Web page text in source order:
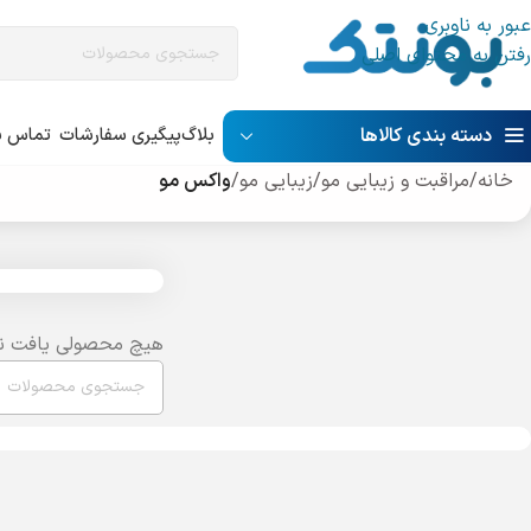
عبور به ناوبری
رفتن به محتوای اصلی
دسته بندی کالاها بلاگپیگیری سفارشات تماس
خانه/مراقبت و زیبایی مو/زیبایی مو/واکس مو
هیچ محصولی یافت